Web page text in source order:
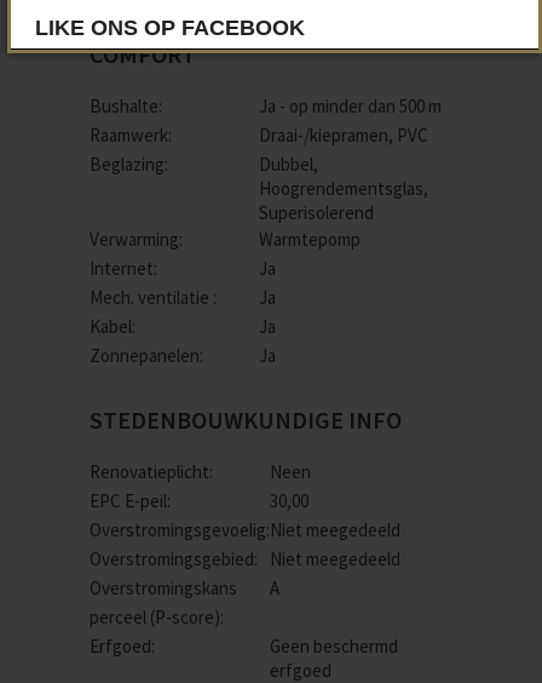
COMFORT
Bushalte:
Ja - op minder dan 500 m
Raamwerk:
Draai-/kiepramen, PVC
Beglazing:
Dubbel,
Hoogrendementsglas,
Superisolerend
Verwarming:
Warmtepomp
Internet:
Ja
Mech. ventilatie :
Ja
Kabel:
Ja
Zonnepanelen:
Ja
STEDENBOUWKUNDIGE INFO
Renovatieplicht:
Neen
EPC E-peil:
30,00
Overstromingsgevoelig:Niet meegedeeld
Overstromingsgebied:
Niet meegedeeld
Overstromingskans
perceel (P-score):
A
Erfgoed:
Geen beschermd
erfgoed